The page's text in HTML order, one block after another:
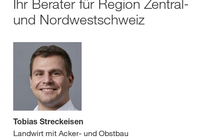
Ihr Berater für Region Zentral-
und Nordwestschweiz
Tobias Streckeisen
Landwirt mit Acker- und Obstbau